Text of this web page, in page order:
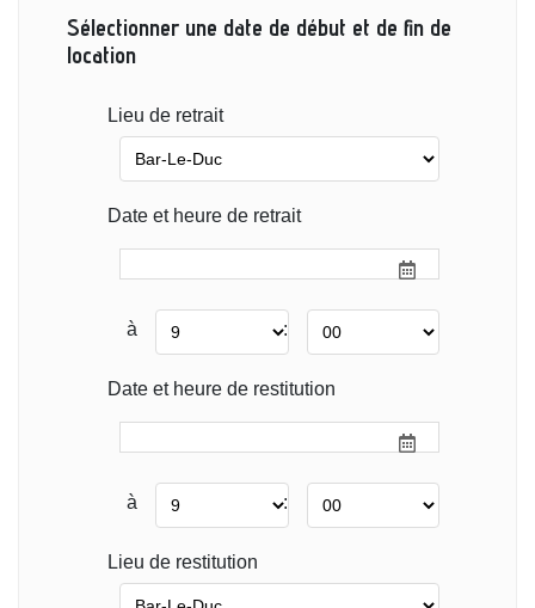
Sélectionner une date de début et de fin de
location
Lieu de retrait
Date et heure de retrait
à :
Date et heure de restitution
à :
Lieu de restitution